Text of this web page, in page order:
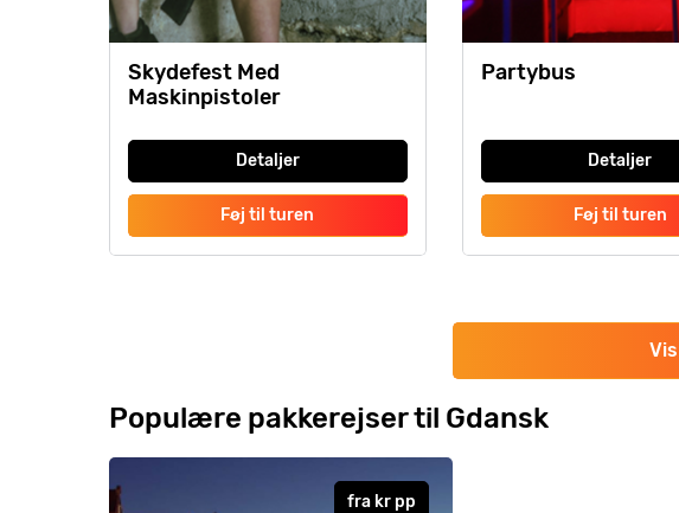
Skydefest Med
Maskinpistoler
Detaljer
Føj til turen
Partybus
Detaljer
Føj til turen
Populære pakkerejser til Gdansk
fra kr pp